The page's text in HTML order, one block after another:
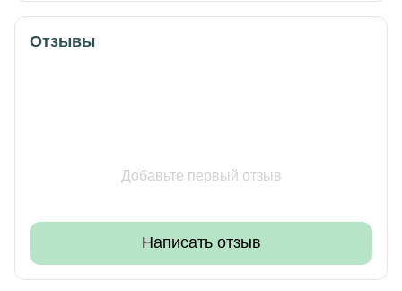
Отзывы
Добавьте первый отзыв
Написать отзыв